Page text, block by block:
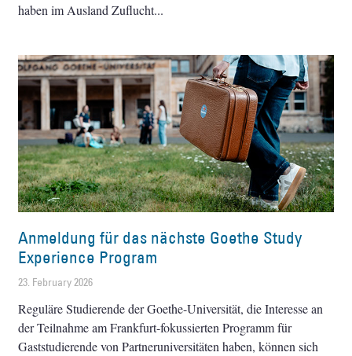
haben im Ausland Zuflucht
Anmeldung für das nächste Goethe Study
Experience Program
23. February 2026
Reguläre Studierende der Goethe-Universität, die Interesse an
der Teilnahme am Frankfurt-fokussierten Programm für
Gaststudierende von Partneruniversitäten haben, können sich